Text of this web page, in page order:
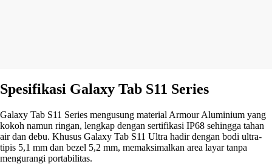
Spesifikasi Galaxy Tab S11 Series
Galaxy Tab S11 Series mengusung material Armour Aluminium yang
kokoh namun ringan, lengkap dengan sertifikasi IP68 sehingga tahan
air dan debu. Khusus Galaxy Tab S11 Ultra hadir dengan bodi ultra-
tipis 5,1 mm dan bezel 5,2 mm, memaksimalkan area layar tanpa
mengurangi portabilitas.